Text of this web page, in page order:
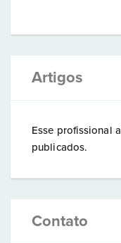
Artigos
Esse profissional
publicados.
Contato